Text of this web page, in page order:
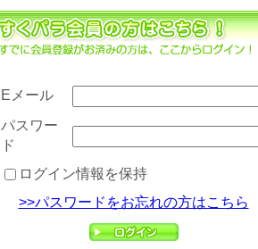
Eメール
パスワー
ド
ログイン情報を保持
>>パスワードをお忘れの方はこちら